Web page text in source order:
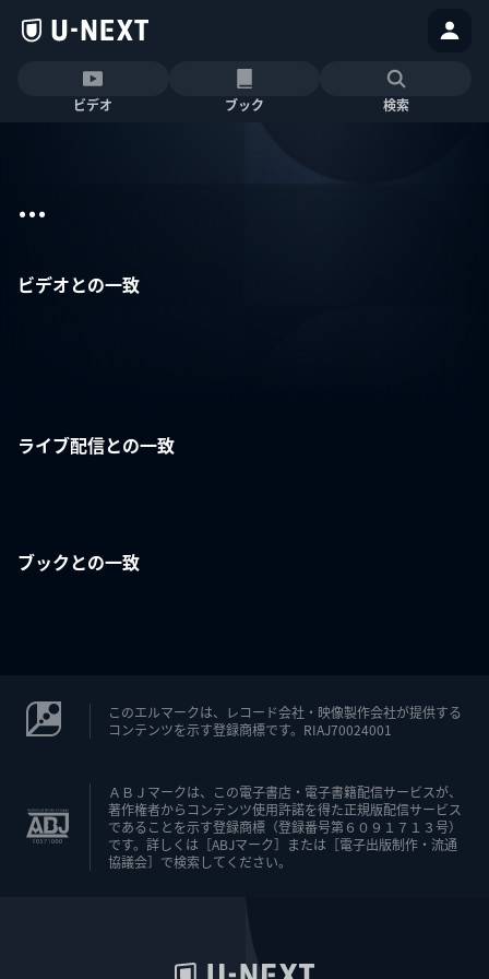
ビデオ ブック 検索
...
ビデオとの一致
ライブ配信との一致
ブックとの一致
このエルマークは、レコード会社・映像製作会社が提供する
コンテンツを示す登録商標です。RIAJ70024001
ＡＢＪマークは、この電子書店・電子書籍配信サービスが、
著作権者からコンテンツ使用許諾を得た正規版配信サービス
であることを示す登録商標（登録番号第６０９１７１３号）
です。詳しくは［ABJマーク］または［電子出版制作・流通
協議会］で検索してください。